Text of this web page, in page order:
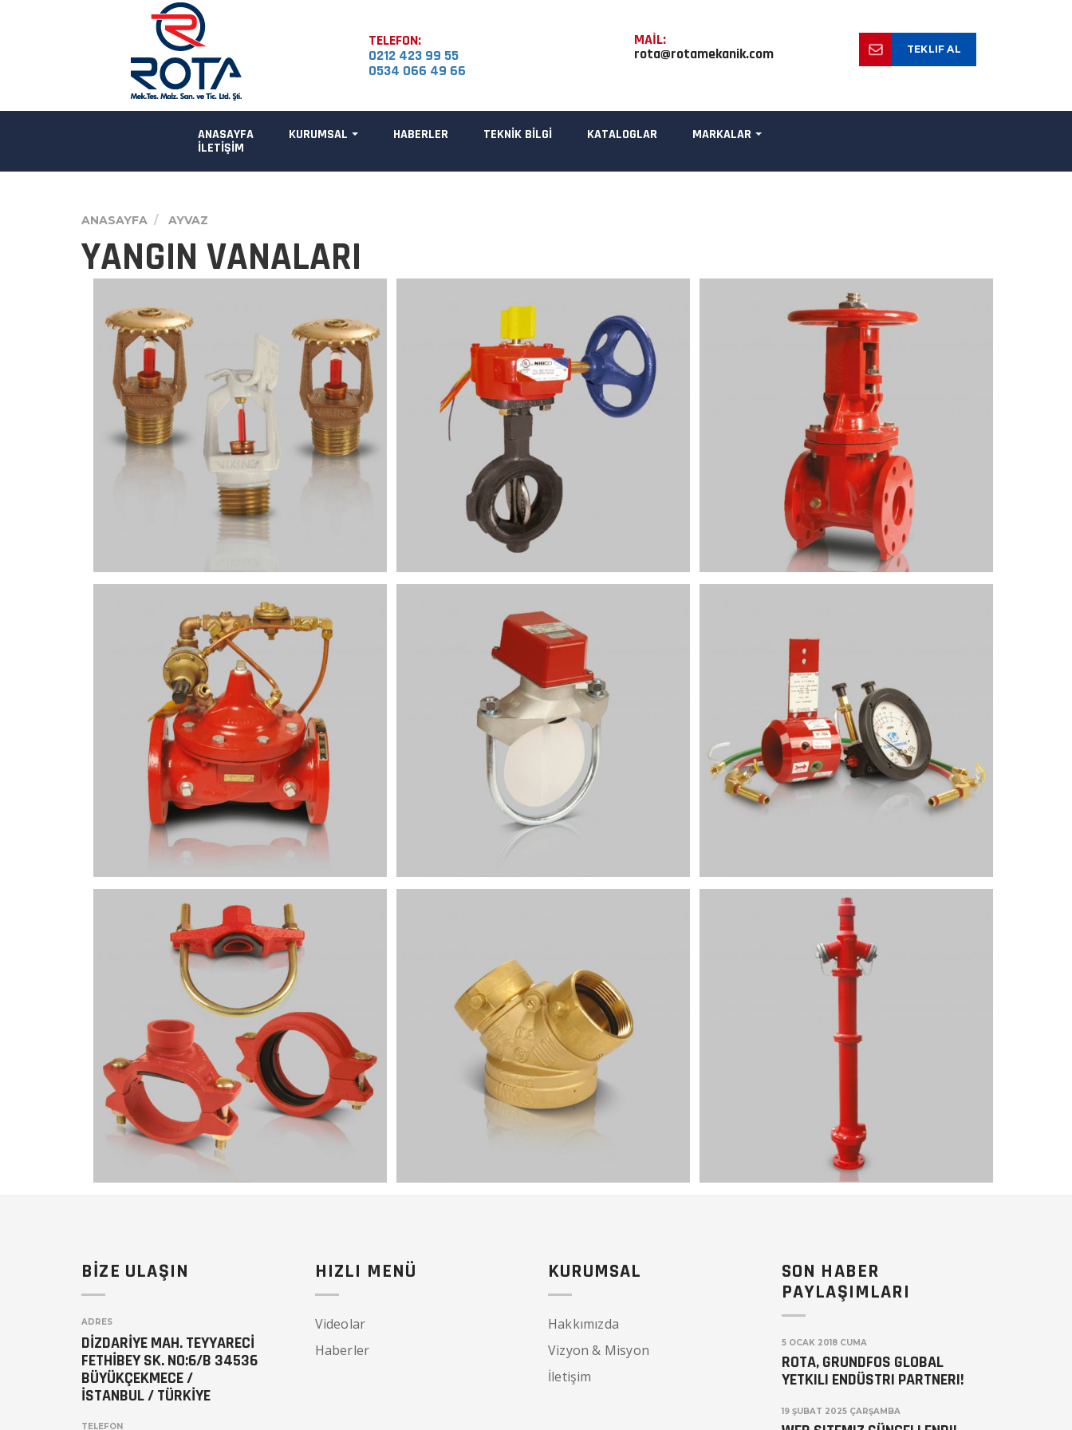
TELEFON:
0212 423 99 55
0534 066 49 66
MAİL:
rota@rotamekanik.com TEKLIF AL
ANASAYFA KURUMSAL HABERLER TEKNİK BİLGİ KATALOGLAR
MARKALAR
İLETİŞİM
ANASAYFA AYVAZ
YANGIN VANALARI
BİZE ULAŞIN
ADRES
DİZDARİYE MAH. TEYYARECİ
FETHİBEY SK. NO:6/B 34536
BÜYÜKÇEKMECE /
İSTANBUL / TÜRKİYE
TELEFON
HIZLI MENÜ
Videolar
Haberler
KURUMSAL
Hakkımızda
Vizyon & Misyon
İletişim
SON HABER
PAYLAŞIMLARI
5 OCAK 2018 CUMA
ROTA, GRUNDFOS GLOBAL
YETKILI ENDÜSTRI PARTNERI!
19 ŞUBAT 2025 ÇARŞAMBA